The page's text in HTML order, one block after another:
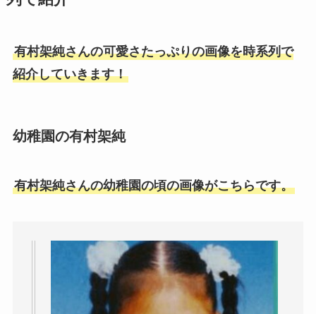
有村架純さんの可愛さたっぷりの画像を時系列で
紹介していきます！
幼稚園の有村架純
有村架純さんの幼稚園の頃の画像がこちらです。